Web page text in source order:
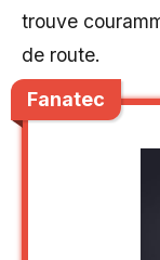
trouve
de route.
Fanatec